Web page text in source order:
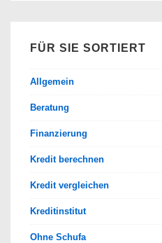
FÜR SIE SORTIERT
Allgemein
Beratung
Finanzierung
Kredit berechnen
Kredit vergleichen
Kreditinstitut
Ohne Schufa